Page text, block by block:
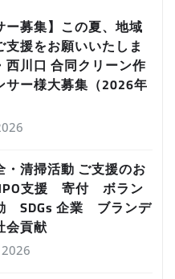
ー募集】この夏、地域
支援をお願いいたしま
西川口 合同クリーン作
ー様大募集（2026年
・清掃活動 ご支援のお
支援 寄付 ボラン
SDGs 企業 ブランデ
貢献